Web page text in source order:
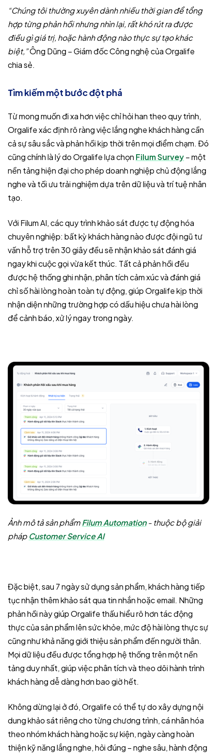
“Chúng tôi thường xuyên dành nhiều thời gian để tổng
hợp từng phản hồi nhưng nhìn lại, rất khó rút ra được
điều gì giá trị, hoặc hành động nào thực sự tạo khác
biệt,”Ông Dũng – Giám đốc Công nghệ của Orgalife
chia sẻ.
Tìm kiếm một bước đột phá
Từ mong muốn đi xa hơn việc chỉ hỏi han theo quy trình,
Orgalife xác định rõ ràng việc lắng nghe khách hàng cần
cả sự sâu sắc và phản hồi kịp thời trên mọi điểm chạm. Đó
cũng chính là lý do Orgalife lựa chọn Filum Survey– một
nền tảng hiện đại cho phép doanh nghiệp chủ động lắng
nghe và tối ưu trải nghiệm dựa trên dữ liệu và trí tuệ nhân
tạo.
Với Filum AI, các quy trình khảo sát được tự động hóa
chuyên nghiệp: bất kỳ khách hàng nào được đội ngũ tư
vấn hỗ trợ trên 30 giây đều sẽ nhận khảo sát đánh giá
ngay khi cuộc gọi vừa kết thúc. Tất cả phản hồi đều
được hệ thống ghi nhận, phân tích cảm xúc và đánh giá
chỉ số hài lòng hoàn toàn tự động, giúp Orgalife kịp thời
nhận diện những trường hợp có dấu hiệu chưa hài lòng
để cảnh báo, xử lý ngay trong ngày.
Ảnh mô tả sản phẩmFilum Automation- thuộc bộ giải
pháp Customer Service AI
Đặc biệt, sau 7 ngày sử dụng sản phẩm, khách hàng tiếp
tục nhận thêm khảo sát qua tin nhắn hoặc email. Những
phản hồi này giúp Orgalife thấu hiểu rõ hơn tác động
thực của sản phẩm lên sức khỏe, mức độ hài lòng thực sự
cũng như khả năng giới thiệu sản phẩm đến người thân.
Mọi dữ liệu đều được tổng hợp hệ thống trên một nền
tảng duy nhất, giúp việc phân tích và theo dõi hành trình
khách hàng dễ dàng hơn bao giờ hết.
Không dừng lại ở đó, Orgalife có thể tự do xây dựng nội
dung khảo sát riêng cho từng chương trình, cá nhân hóa
theo nhóm khách hàng hoặc sự kiện, ngày càng hoàn
thiện kỹ năng lắng nghe, hỏi đúng – nghe sâu, hành động